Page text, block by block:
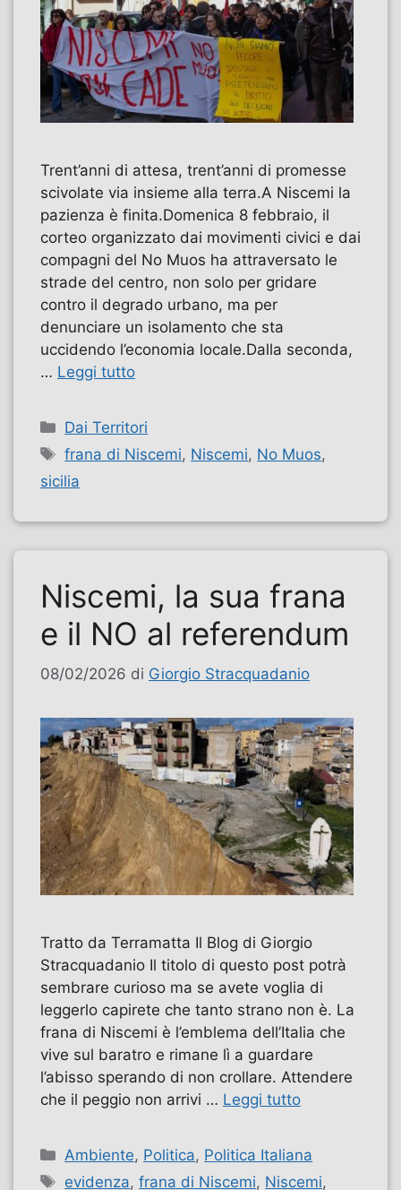
Trent’anni di attesa, trent’anni di promesse
scivolate via insieme alla terra.A Niscemi la
pazienza è finita.Domenica 8 febbraio, il
corteo organizzato dai movimenti civici e dai
compagni del No Muos ha attraversato le
strade del centro, non solo per gridare
contro il degrado urbano, ma per
denunciare un isolamento che sta
uccidendo l’economia locale.​Dalla seconda,
… Leggi tutto
Categorie
Dai Territori
Tag
frana di Niscemi, Niscemi, No Muos,
sicilia
Niscemi, la sua frana
e il NO al referendum
08/02/2026 di Giorgio Stracquadanio
Tratto da Terramatta Il Blog di Giorgio
Stracquadanio Il titolo di questo post potrà
sembrare curioso ma se avete voglia di
leggerlo capirete che tanto strano non è. La
frana di Niscemi è l’emblema dell’Italia che
vive sul baratro e rimane lì a guardare
l’abisso sperando di non crollare. Attendere
che il peggio non arrivi … Leggi tutto
Categorie
Ambiente, Politica, Politica Italiana
Tag
evidenza,frana di Niscemi, Niscemi,